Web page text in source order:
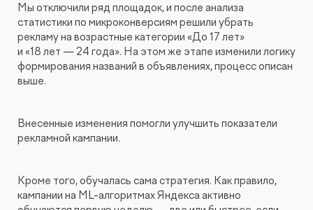
Мы отключили ряд площадок, и после анализа
статистики по микроконверсиям решили убрать
рекламу на возрастные категории «До 17 лет»
и «18 лет — 24 года». На этом же этапе изменили логику
формирования названий в объявлениях, процесс описан
выше.
Внесенные изменения помогли улучшить показатели
рекламной кампании.
Кроме того, обучалась сама стратегия. Как правило,
кампании на ML-алгоритмах Яндекса активно